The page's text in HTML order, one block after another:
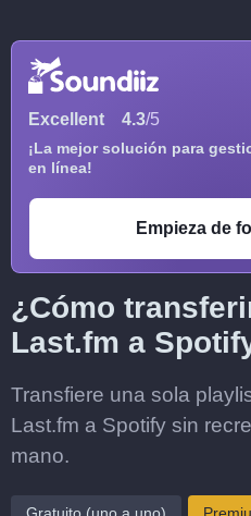
Excellent 4.3/5
¡La mejor solución para
en línea!
Empieza de
¿Cómo
Last.fm a
Transfiere una sola
Last.fm a Spotify sin
mano.